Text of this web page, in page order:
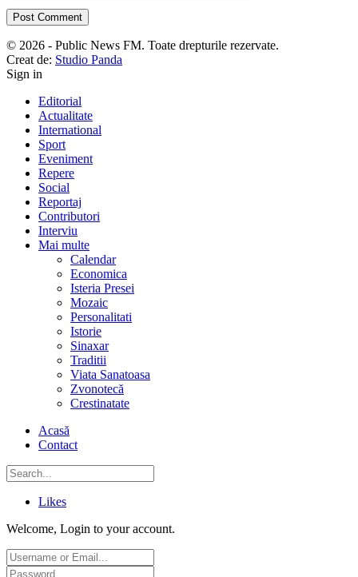
© 2026 - Public News FM. Toate drepturile rezervate.
Creat de: Studio Panda
Sign in
Editorial
Actualitate
International
Sport
Eveniment
Repere
Social
Reportaj
Contributori
Interviu
Mai multe
Calendar
Economica
Isteria Presei
Mozaic
Personalitati
Istorie
Sinaxar
Traditii
Viata Sanatoasa
Zvonotecă
Crestinatate
Acasă
Contact
Likes
Welcome, Login to your account.